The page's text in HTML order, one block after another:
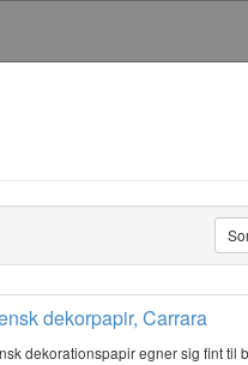
dekorpapir, Carrara
dekorationspapir egner sig fint til